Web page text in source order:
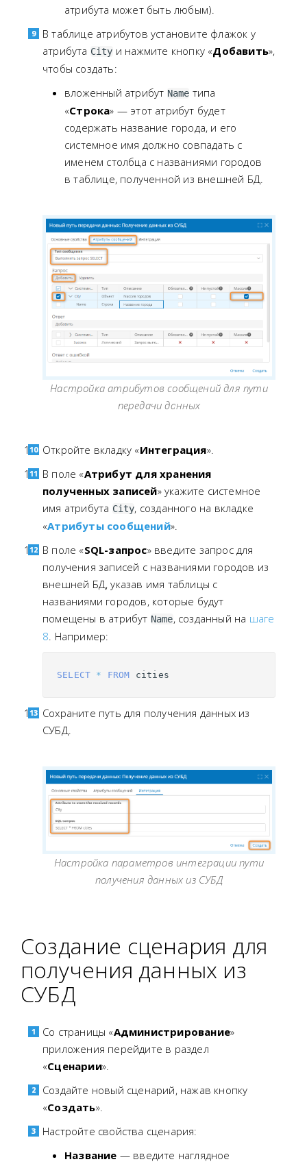
атрибута может быть любым).
В таблице атрибутов установите флажок у
атрибута City и нажмите кнопку «Добавить»,
чтобы создать:
вложенный атрибут Name типа
«Строка» — этот атрибут будет
содержать название города, и его
системное имя должно совпадать с
именем столбца с названиями городов
в таблице, полученной из внешней БД.
Настройка атрибутов сообщений для пути
передачи данных
Откройте вкладку «Интеграция».
В поле «Атрибут для хранения
полученных записей» укажите системное
имя атрибута City, созданного на вкладке
«Атрибуты сообщений».
В поле «SQL-запрос» введите запрос для
получения записей с названиями городов из
внешней БД, указав имя таблицы с
названиями городов, которые будут
помещены в атрибут Name, созданный на шаге
8 . Например:
SELECT * FROM cities
Сохраните путь для получения данных из
СУБД.
Настройка параметров интеграции пути
получения данных из СУБД
Создание сценария для
получения данных из
СУБД
Со страницы «Администрирование»
приложения перейдите в раздел
«Сценарии».
Создайте новый сценарий, нажав кнопку
«Создать».
Настройте свойства сценария:
Название — введите наглядное